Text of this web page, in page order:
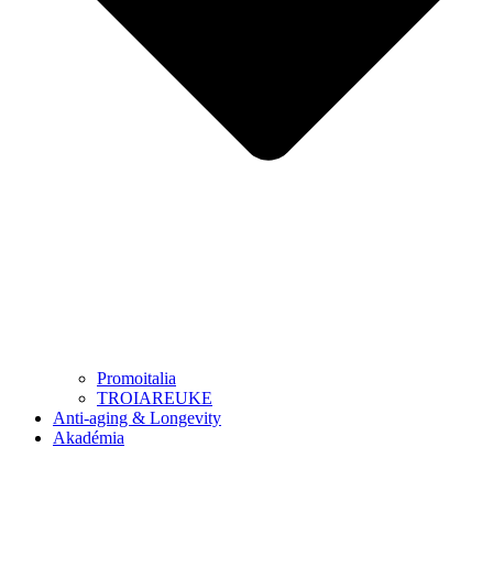
Promoitalia
TROIAREUKE
Anti-aging & Longevity
Akadémia